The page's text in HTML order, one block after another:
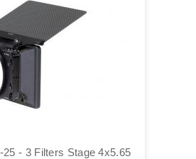
- 3 Filters Stage 4x5.65